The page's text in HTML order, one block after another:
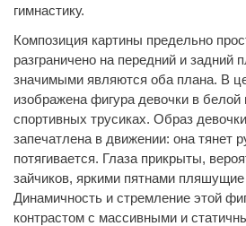
гимнастику.
Композиция картины предельно
разграничено на передний и задний
значимыми являются оба плана. В
изображена фигура девочки в
спортивных трусиках. Образ
запечатлена в движении: она тянет
потягивается. Глаза прикрыты,
зайчиков, яркими пятнами пляшущие
Динамичность и стремление этой
контрастом с массивными и